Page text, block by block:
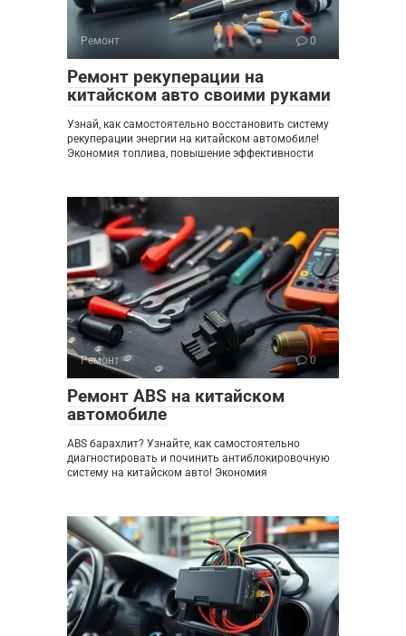
Ремонт 0
Ремонт рекуперации на
китайском авто своими руками
Узнай, как самостоятельно восстановить систему
рекуперации энергии на китайском автомобиле!
Экономия топлива, повышение эффективности
Ремонт 0
Ремонт ABS на китайском
автомобиле
ABS барахлит? Узнайте, как самостоятельно
диагностировать и починить антиблокировочную
систему на китайском авто! Экономия